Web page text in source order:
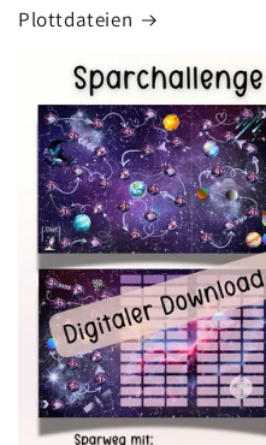
Plottdateien